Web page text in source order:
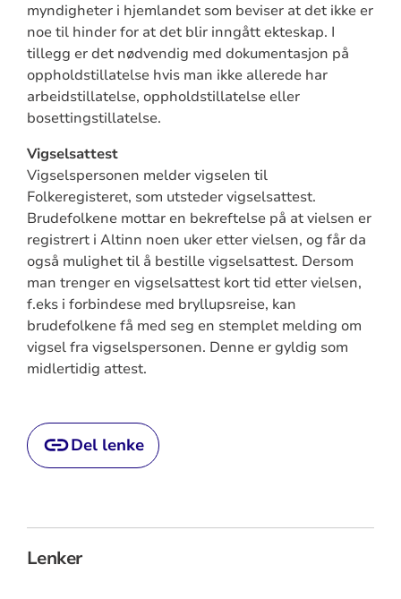
myndigheter i hjemlandet som beviser at det ikke er
noe til hinder for at det blir inngått ekteskap. I
tillegg er det nødvendig med dokumentasjon på
oppholdstillatelse hvis man ikke allerede har
arbeidstillatelse, oppholdstillatelse eller
bosettingstillatelse.
Vigselsattest
Vigselspersonen melder vigselen til
Folkeregisteret, som utsteder vigselsattest.
Brudefolkene mottar en bekreftelse på at vielsen er
registrert i Altinn noen uker etter vielsen, og får da
også mulighet til å bestille vigselsattest. Dersom
man trenger en vigselsattest kort tid etter vielsen,
f.eks i forbindese med bryllupsreise, kan
brudefolkene få med seg en stemplet melding om
vigsel fra vigselspersonen. Denne er gyldig som
midlertidig attest.
Del lenke
Lenker